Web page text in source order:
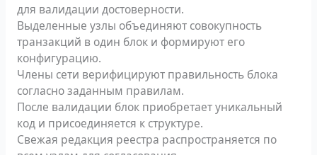
для валидации достоверности.
Выделенные узлы объединяют совокупность
транзакций в один блок и формируют его
конфигурацию.
Члены сети верифицируют правильность блока
согласно заданным правилам.
После валидации блок приобретает уникальный
код и присоединяется к структуре.
Свежая редакция реестра распространяется по